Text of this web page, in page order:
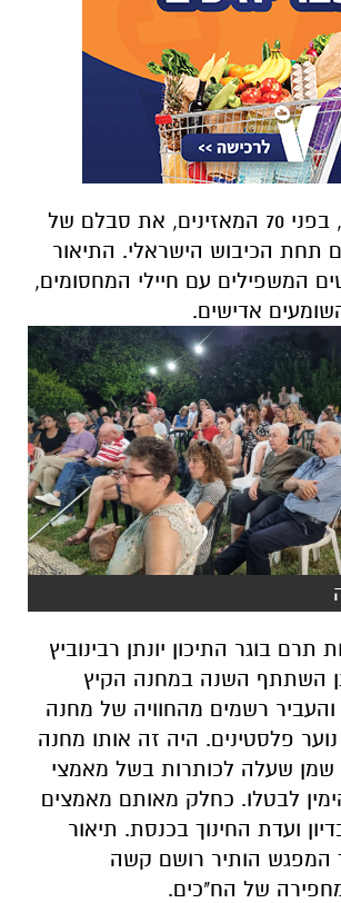
וואג'י גם תיאר, בפני 70 המאזינים, את סבלם של
תחת הכיבוש הישראלי. התיאור
המשפילים עם חיילי המחסומים,
אדישים.
תרם בוגר התיכון יונתן רבינוביץ
השתתף השנה במחנה הקיץ
והעביר רשמים מהחוויה של מחנה
פלסטינים. היה זה אותו מחנה
שמן שעלה לכותרות בשל מאמצי
לבטלו. כחלק מאותם מאמצים
ועדת החינוך בכנסת. תיאור
המפגש הותיר רושם קשה
של הח"כים.